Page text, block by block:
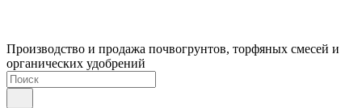
Производство и продажа почвогрунтов, торфяных смесей и
органических удобрений